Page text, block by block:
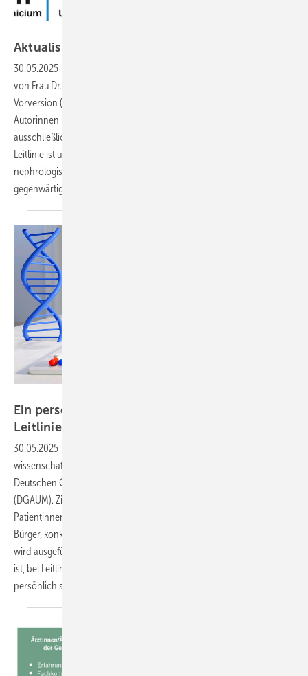
Aktualisierung der Leitlinie
30.05.2025 -
von Frau Dr. med. Annette Greiner federführend erarbeiteten
Vorversion (AWMF 002/001), die zum 09.03.2025 ausgelaufen war. Die
Autorinnen und Autoren haben bewusst eine S1 LL gewählt, da
ausschließlich die arbeitsmedizinische Prävention Gegenstand der
Leitlinie ist und toxische Effekte (u. a. hämatologische,
nephrologische, neurologische, psychiatrische) bei Einhalten der
gegenwärtigen Grenzwerte nicht zu erwarten
Ein persönliches Plädoyer für die Mitarbeit bei
Leitlinien der ­Fachgesellschaft
30.05.2025 -
wissenschaftlicher medizinischer Fachgesellschaften, so auch der
Deutschen Gesellschaft für Arbeitsmedizin und Umweltmedizin
(DGAUM). Zielgruppe arbeitsmedizinischer Leitlinien sind nicht nur
Patientinnen und Patienten, sondern generell Bürgerinnen und
Bürger, konkret solche in der Arbeitswelt. Im vorliegenden Plädoyer
wird ausgeführt, dass es nicht nur eine akademisch gebotene Aufgabe
ist, bei Leitlinien mitzuwirken, sondern dass diese Mitarbeit auch
persönlich sehr bereichernd ist und Freude